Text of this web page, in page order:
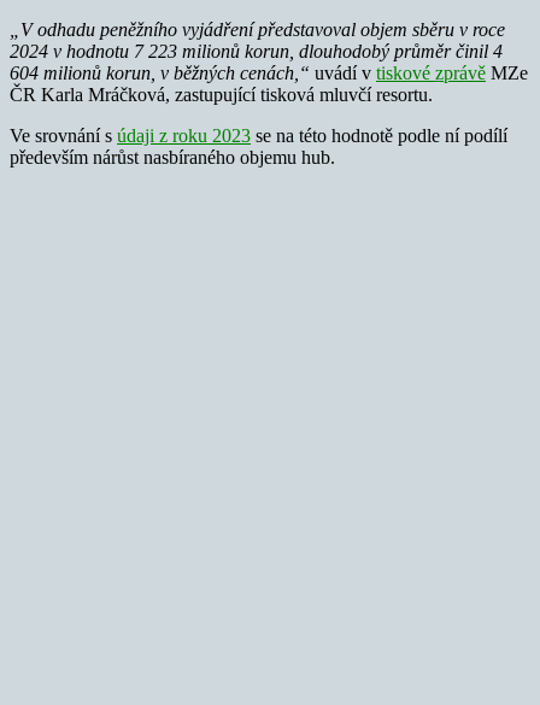
„V odhadu peněžního vyjádření představoval objem sběru v roce
2024 v hodnotu 7 223 milionů korun, dlouhodobý průměr činil 4
604 milionů korun, v běžných cenách,“ uvádí v tiskové zprávě MZe
ČR Karla Mráčková, zastupující tisková mluvčí resortu.
Ve srovnání s údaji z roku 2023 se na této hodnotě podle ní podílí
především nárůst nasbíraného objemu hub.